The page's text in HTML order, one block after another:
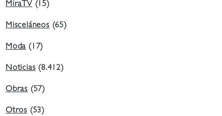
MiraTV(15)
Misceláneos(65)
Moda(17)
Noticias(8.412)
Obras (57)
Otros (53)